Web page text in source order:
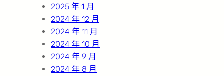
2025 年 1 月
2024 年 12 月
2024 年 11 月
2024 年 10 月
2024 年 9 月
2024 年 8 月